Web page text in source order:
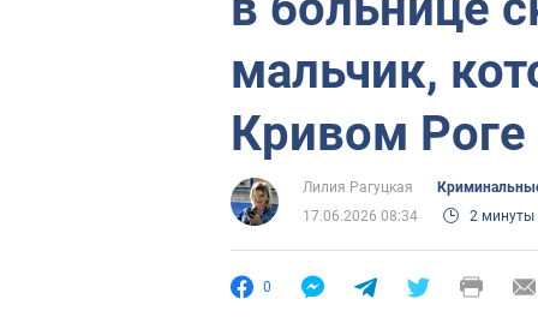
мальчик,
Кривом Роге
Лилия Рагуцкая
17.06.2026 08:34
2 минуты
0